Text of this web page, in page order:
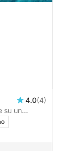
4.0(4)
su un